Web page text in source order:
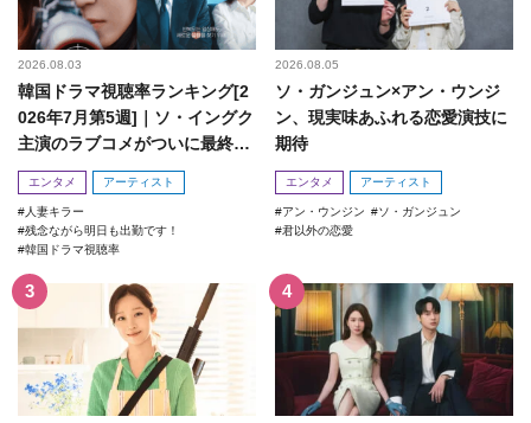
2026.08.03
韓国ドラマ視聴率ランキング[2
026年7月第5週]｜ソ・イングク
主演のラブコメがついに最終
回！
エンタメ アーティスト
人妻キラー
残念ながら明日も出勤です！
韓国ドラマ視聴率
2026.08.05
ソ・ガンジュン×アン・ウンジ
ン、現実味あふれる恋愛演技に
期待
エンタメ アーティスト
アン・ウンジン
ソ・ガンジュン
君以外の恋愛